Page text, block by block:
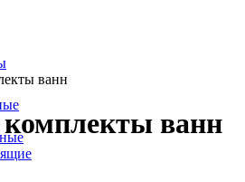
ванн
ванн